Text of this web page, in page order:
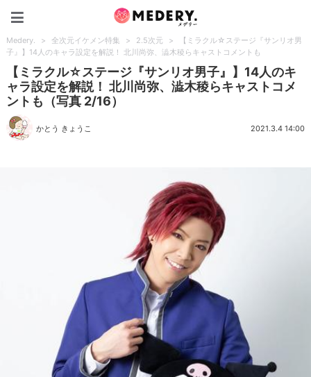
Medery. > 全次元イケメン特集 > 2.5次元 >
【ミラクル☆ステージ『サンリオ男
子』】14人のキャラ設定を解説！ 北川尚弥、澁木稜らキャストコメントも
【ミラクル☆ステージ『サンリオ男子』】14人のキ
ャラ設定を解説！ 北川尚弥、澁木稜らキャストコメ
ントも（写真 2/16）
かとう きょうこ 2021.3.4 14:00